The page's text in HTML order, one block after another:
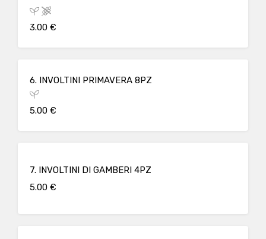
3.00 €
6. INVOLTINI PRIMAVERA 8PZ
5.00 €
7. INVOLTINI DI GAMBERI 4PZ
5.00 €